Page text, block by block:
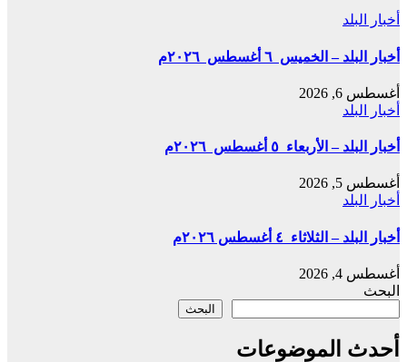
أخبار البلد
أخبار البلد – الخميس ٦ أغسطس ٢٠٢٦م
أغسطس 6, 2026
أخبار البلد
أخبار البلد – الأربعاء ٥ أغسطس ٢٠٢٦م
أغسطس 5, 2026
أخبار البلد
أخبار البلد – الثلاثاء ٤ أغسطس ٢٠٢٦م
أغسطس 4, 2026
البحث
البحث
أحدث الموضوعات